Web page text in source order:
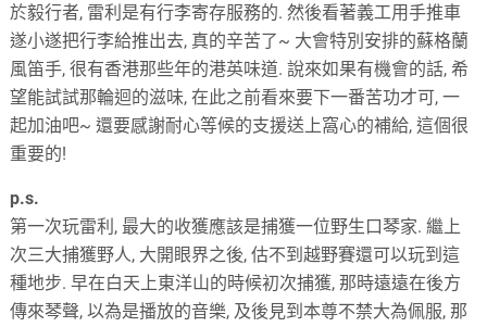
於毅行者, 雷利是有行李寄存服務的. 然後看著義工用手推車
遂小遂把行李給推出去, 真的辛苦了~ 大會特別安排的蘇格蘭
風笛手, 很有香港那些年的港英味道. 說來如果有機會的話, 希
望能試試那輪迴的滋味, 在此之前看來要下一番苦功才可, 一
起加油吧~ 還要感謝耐心等候的支援送上窩心的補給, 這個很
重要的!
p.s.
第一次玩雷利, 最大的收獲應該是捕獲一位野生口琴家. 繼上
次三大捕獲野人, 大開眼界之後, 估不到越野賽還可以玩到這
種地步. 早在白天上東洋山的時候初次捕獲, 那時遠遠在後方
傳來琴聲, 以為是播放的音樂, 及後見到本尊不禁大為佩服, 那